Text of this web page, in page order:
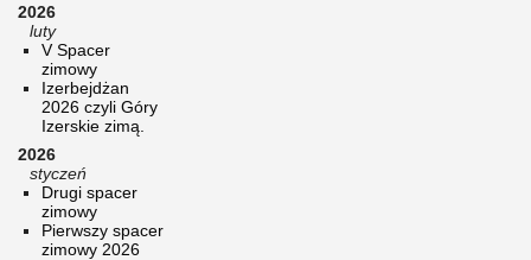
2026
luty
V Spacer
zimowy
Izerbejdżan
2026 czyli Góry
Izerskie zimą.
2026
styczeń
Drugi spacer
zimowy
Pierwszy spacer
zimowy 2026